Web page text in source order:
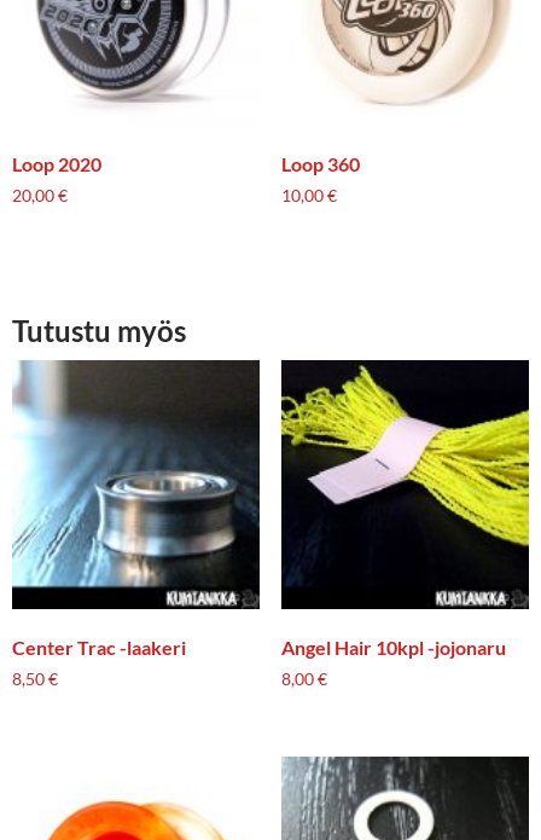
Loop 2020
20,00€
Loop 360
10,00€
Tutustu myös
Center Trac -laakeri
8,50€
Angel Hair 10kpl -jojonaru
8,00€